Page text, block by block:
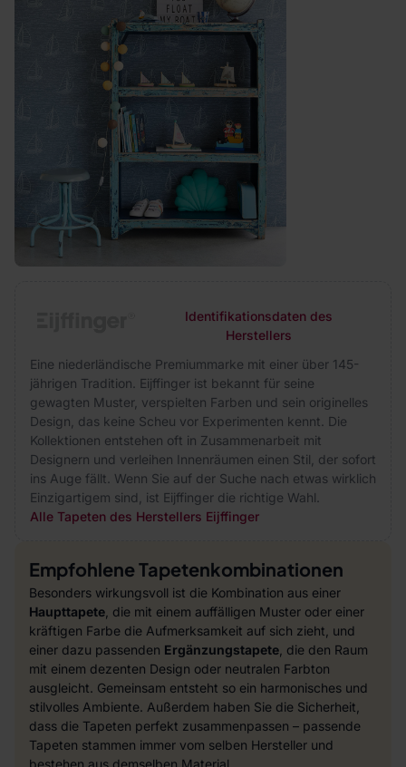
Identifikationsdaten des
Herstellers
Eine niederländische Premiummarke mit einer über 145-
jährigen Tradition. Eijffinger ist bekannt für seine
gewagten Muster, verspielten Farben und sein originelles
Design, das keine Scheu vor Experimenten kennt. Die
Kollektionen entstehen oft in Zusammenarbeit mit
Designern und verleihen Innenräumen einen Stil, der sofort
ins Auge fällt. Wenn Sie auf der Suche nach etwas wirklich
Einzigartigem sind, ist Eijffinger die richtige Wahl.
Alle Tapeten des Herstellers Eijffinger
Empfohlene Tapetenkombinationen
Besonders wirkungsvoll ist die Kombination aus einer
Haupttapete , die mit einem auffälligen Muster oder einer
kräftigen Farbe die Aufmerksamkeit auf sich zieht, und
einer dazu passenden Ergänzungstapete , die den Raum
mit einem dezenten Design oder neutralen Farbton
ausgleicht. Gemeinsam entsteht so ein harmonisches und
stilvolles Ambiente. Außerdem haben Sie die Sicherheit,
dass die Tapeten perfekt zusammenpassen – passende
Tapeten stammen immer vom selben Hersteller und